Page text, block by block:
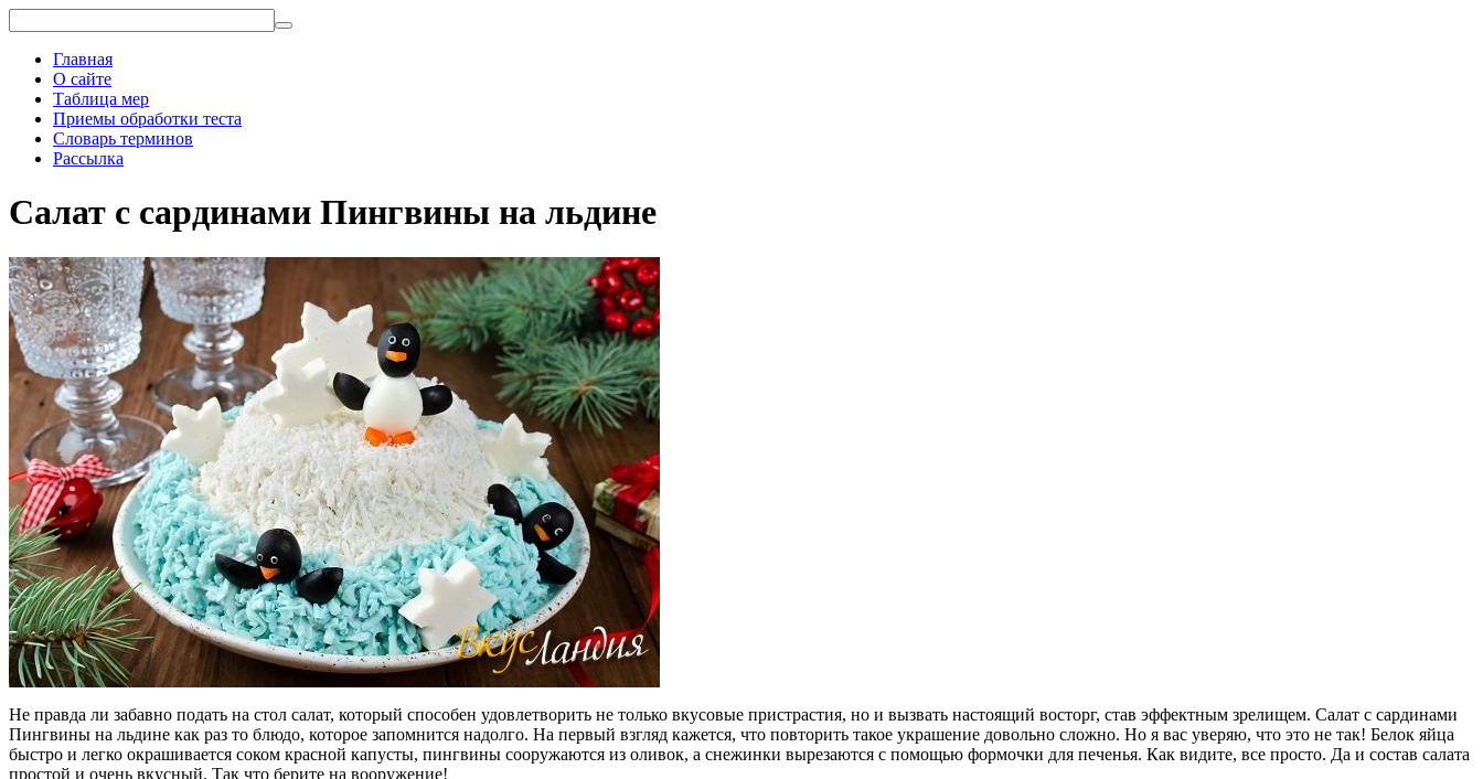
Главная
О сайте
Таблица мер
Приемы обработки теста
Словарь терминов
Рассылка
Салат с сардинами Пингвины на льдине
Не правда ли забавно подать на стол салат, который способен удовлетворить не только вкусовые пристрастия, но и вызвать настоящий восторг, став эффектным зрелищем. Салат с сардинами
Пингвины на льдине как раз то блюдо, которое запомнится надолго. На первый взгляд кажется, что повторить такое украшение довольно сложно. Но я вас уверяю, что это не так! Белок яйца
быстро и легко окрашивается соком красной капусты, пингвины сооружаются из оливок, а снежинки вырезаются с помощью формочки для печенья. Как видите, все просто. Да и состав салата
простой и очень вкусный. Так что берите на вооружение!